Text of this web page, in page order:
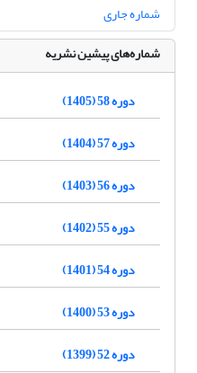
شماره جاری
شماره‌های پیشین نشریه
دوره 58 (1405)
دوره 57 (1404)
دوره 56 (1403)
دوره 55 (1402)
دوره 54 (1401)
دوره 53 (1400)
دوره 52 (1399)